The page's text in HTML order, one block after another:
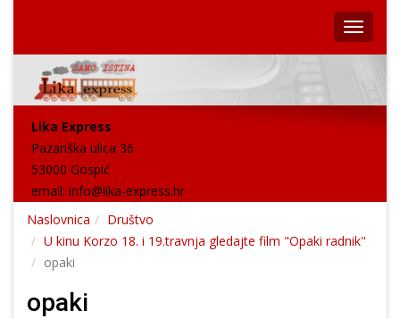
Lika Express
Pazariška ulica 36
53000 Gospić
email: info@lika-express.hr
Naslovnica
Društvo
U kinu Korzo 18. i 19.travnja gledajte film "Opaki radnik"
opaki
opaki